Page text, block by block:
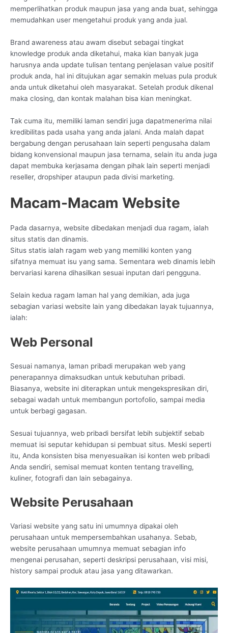
memperlihatkan produk maupun jasa yang anda buat, sehingga
memudahkan user mengetahui produk yang anda jual.
Brand awareness atau awam disebut sebagai tingkat
knowledge produk anda diketahui, maka kian banyak juga
harusnya anda update tulisan tentang penjelasan value positif
produk anda, hal ini ditujukan agar semakin meluas pula produk
anda untuk diketahui oleh masyarakat. Setelah produk dikenal
maka closing, dan kontak malahan bisa kian meningkat.
Tak cuma itu, memiliki laman sendiri juga dapatmenerima nilai
kredibilitas pada usaha yang anda jalani. Anda malah dapat
bergabung dengan perusahaan lain seperti pengusaha dalam
bidang konvensional maupun jasa ternama, selain itu anda juga
dapat membuka kerjasama dengan pihak lain seperti menjadi
reseller, dropshiper ataupun pada divisi marketing.
Macam-Macam Website
Pada dasarnya, website dibedakan menjadi dua ragam, ialah
situs statis dan dinamis.
Situs statis ialah ragam web yang memiliki konten yang
sifatnya memuat isu yang sama. Sementara web dinamis lebih
bervariasi karena dihasilkan sesuai inputan dari pengguna.
Selain kedua ragam laman hal yang demikian, ada juga
sebagian variasi website lain yang dibedakan layak tujuannya,
ialah:
Web Personal
Sesuai namanya, laman pribadi merupakan web yang
penerapannya dimaksudkan untuk kebutuhan pribadi.
Biasanya, website ini diterapkan untuk mengekspresikan diri,
sebagai wadah untuk membangun portofolio, sampai media
untuk berbagi gagasan.
Sesuai tujuannya, web pribadi bersifat lebih subjektif sebab
memuat isi seputar kehidupan si pembuat situs. Meski seperti
itu, Anda konsisten bisa menyesuaikan isi konten web pribadi
Anda sendiri, semisal memuat konten tentang travelling,
kuliner, fotografi dan lain sebagainya.
Website Perusahaan
Variasi website yang satu ini umumnya dipakai oleh
perusahaan untuk mempersembahkan usahanya. Sebab,
website perusahaan umumnya memuat sebagian info
mengenai perusahan, seperti deskripsi perusahaan, visi misi,
history sampai produk atau jasa yang ditawarkan.